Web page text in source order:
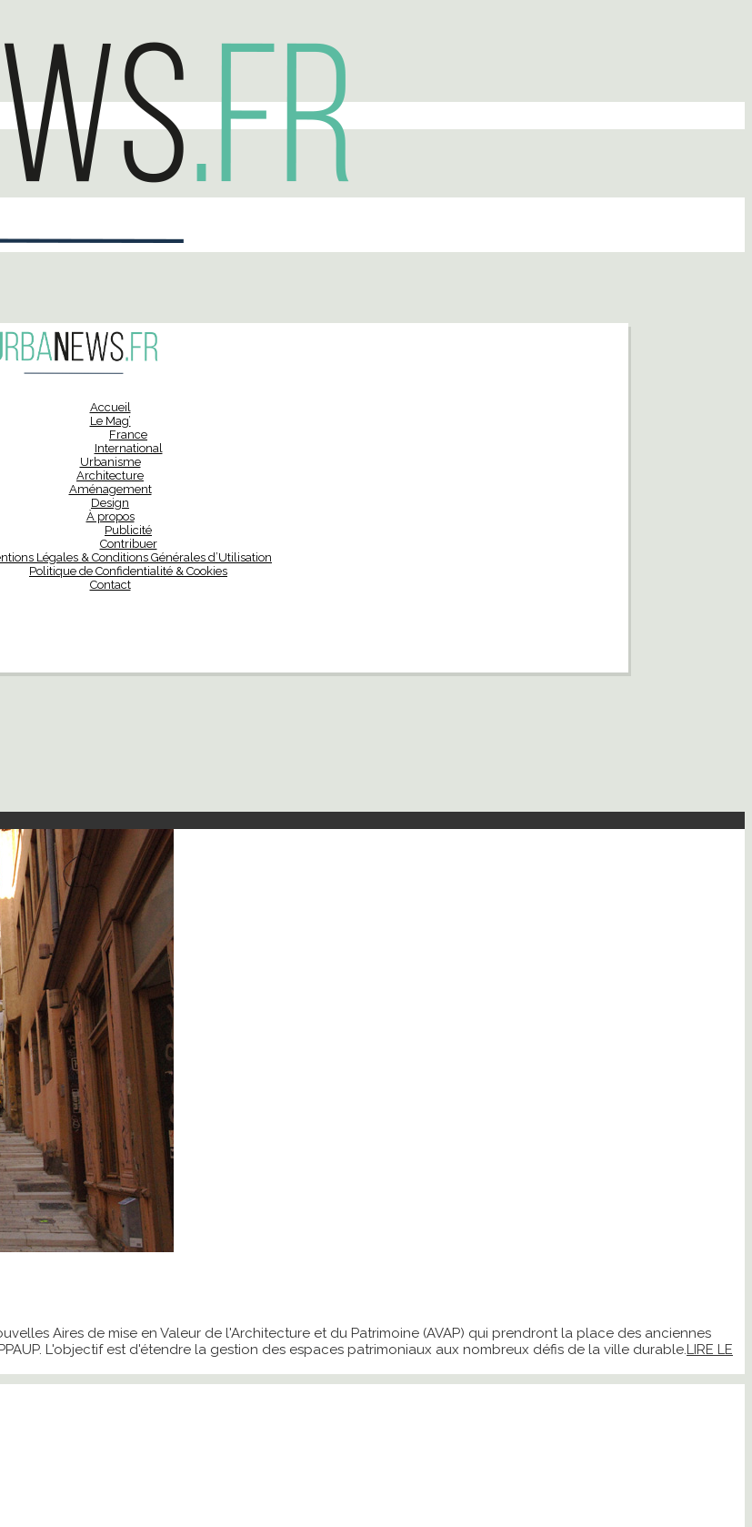
Accueil
Le Mag’
France
International
Urbanisme
Architecture
Aménagement
Design
À propos
Publicité
Contribuer
Légales & Conditions Générales d’Utilisation
Politique de Confidentialité & Cookies
Contact
Aires de mise en Valeur de l'Architecture et du Patrimoine (AVAP) qui prendront la place des anciennes
L'objectif est d'étendre la gestion des espaces patrimoniaux aux nombreux défis de la ville durable.LIRE LE